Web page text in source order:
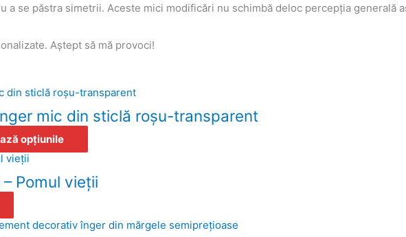
a se păstra simetrii. Aceste mici modificări nu schimbă deloc percepţia generală
Aştept să mă provoci!
mic din sticlă roşu-transparent
opțiunile
Pomul vieţii